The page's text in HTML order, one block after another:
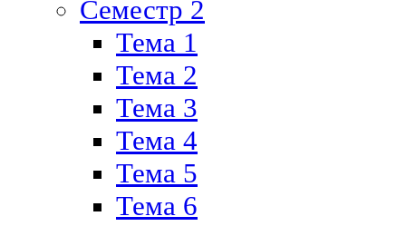
Семестр 2
Тема 1
Тема 2
Тема 3
Тема 4
Тема 5
Тема 6